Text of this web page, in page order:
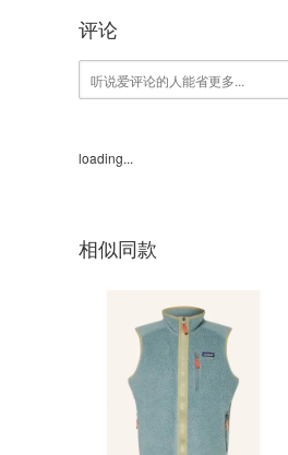
评论
loading...
相似同款